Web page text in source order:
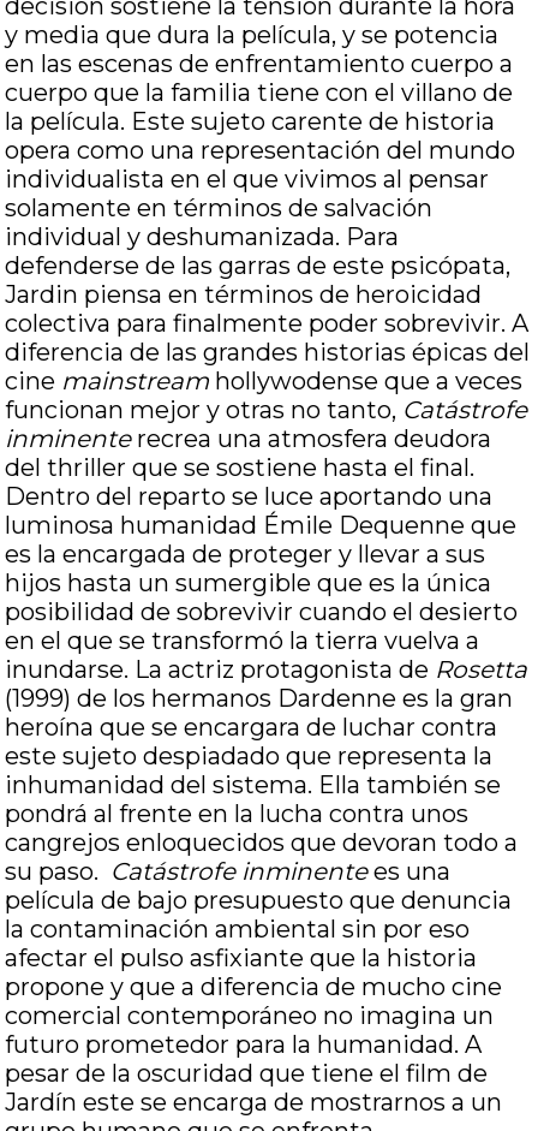
decisión sostiene la tensión durante la hora
y media que dura la película, y se potencia
en las escenas de enfrentamiento cuerpo a
cuerpo que la familia tiene con el villano de
la película. Este sujeto carente de historia
opera como una representación del mundo
individualista en el que vivimos al pensar
solamente en términos de salvación
individual y deshumanizada. Para
defenderse de las garras de este psicópata,
Jardin piensa en términos de heroicidad
colectiva para finalmente poder sobrevivir. A
diferencia de las grandes historias épicas del
cine mainstream hollywodense que a veces
funcionan mejor y otras no tanto, Catástrofe
inminenterecrea una atmosfera deudora
del thriller que se sostiene hasta el final.
Dentro del reparto se luce aportando una
luminosa humanidad Émile Dequenne que
es la encargada de proteger y llevar a sus
hijos hasta un sumergible que es la única
posibilidad de sobrevivir cuando el desierto
en el que se transformó la tierra vuelva a
inundarse. La actriz protagonista de Rosetta
(1999) de los hermanos Dardenne es la gran
heroína que se encargara de luchar contra
este sujeto despiadado que representa la
inhumanidad del sistema. Ella también se
pondrá al frente en la lucha contra unos
cangrejos enloquecidos que devoran todo a
su paso. Catástrofe inminentees una
película de bajo presupuesto que denuncia
la contaminación ambiental sin por eso
afectar el pulso asfixiante que la historia
propone y que a diferencia de mucho cine
comercial contemporáneo no imagina un
futuro prometedor para la humanidad. A
pesar de la oscuridad que tiene el film de
Jardín este se encarga de mostrarnos a un